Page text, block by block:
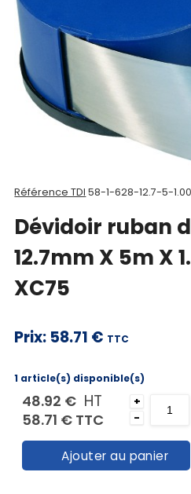
CAD/3D
Nos
marques
Fiches
techniques
Mon
compte
Mon
Référence TDI 58-1-628-12.7-5-
Dévidoir ruban
12.7mm X 5m X
XC75
Prix: 58.71 € TTC
1 article(s) disponible(s)
48.92 € HT
58.71 € TTC
+
-
Ajouter au panier